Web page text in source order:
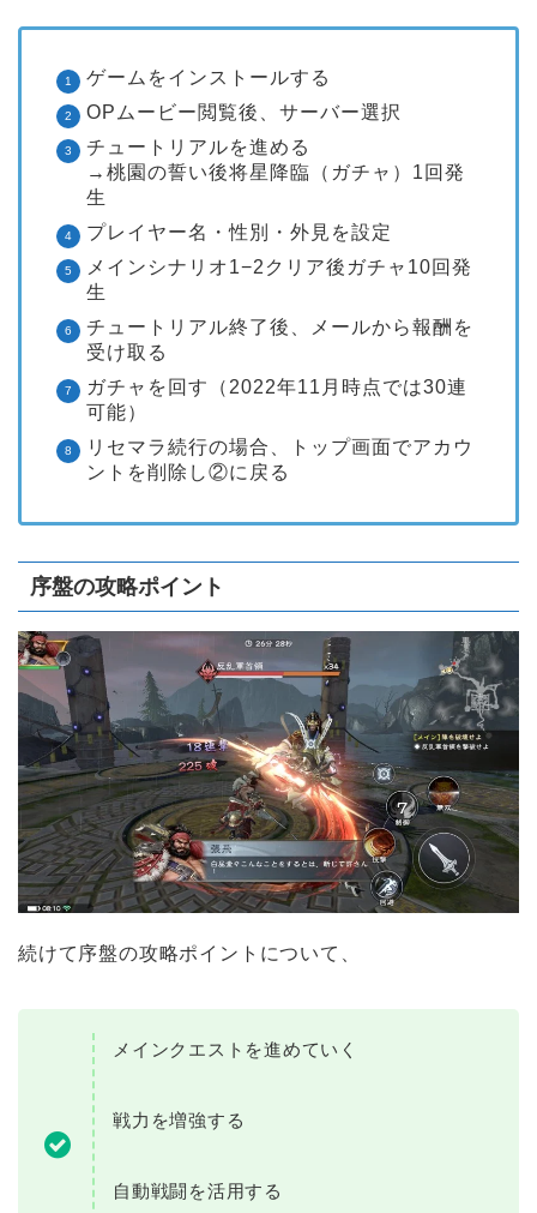
ゲームをインストールする
OPムービー閲覧後、サーバー選択
チュートリアルを進める
→桃園の誓い後将星降臨（ガチャ）1回発
生
プレイヤー名・性別・外見を設定
メインシナリオ1−2クリア後ガチャ10回発
生
チュートリアル終了後、メールから報酬を
受け取る
ガチャを回す（2022年11月時点では30連
可能）
リセマラ続行の場合、トップ画面でアカウ
ントを削除し②に戻る
序盤の攻略ポイント
続けて序盤の攻略ポイントについて、
メインクエストを進めていく
戦力を増強する
自動戦闘を活用する